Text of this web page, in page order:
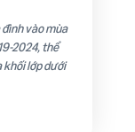
đình vào mùa
2024, thể
lớp dưới